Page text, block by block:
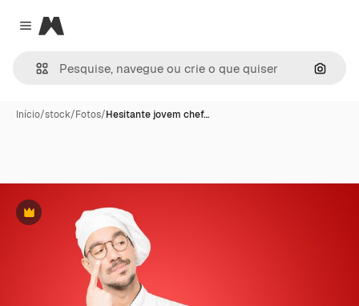
Close menu
Magnific
Início/stock/Fotos/Hesitante jovem chef…
Premium